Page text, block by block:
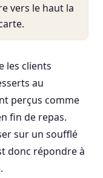
vers le haut la
les clients
au
perçus comme
fin de repas.
sur un soufflé
donc répondre à